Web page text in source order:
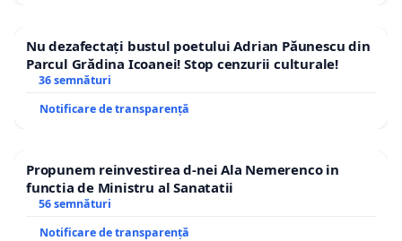
Nu dezafectați bustul poetului Adrian Păunescu din
Parcul Grădina Icoanei! Stop cenzurii culturale!
36 semnături
Notificare de transparență
Propunem reinvestirea d-nei Ala Nemerenco in
functia de Ministru al Sanatatii
56 semnături
Notificare de transparență